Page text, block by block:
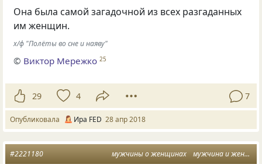
Она была самой загадочной из всех разгаданных
им женщин.
х/ф "Полёты во сне и наяву"
© Виктор Мережко 25
29 4 7
Опубликовала Ира FED 28 апр 2018
мужчины о женщинах мужчина и женщина
#2221180